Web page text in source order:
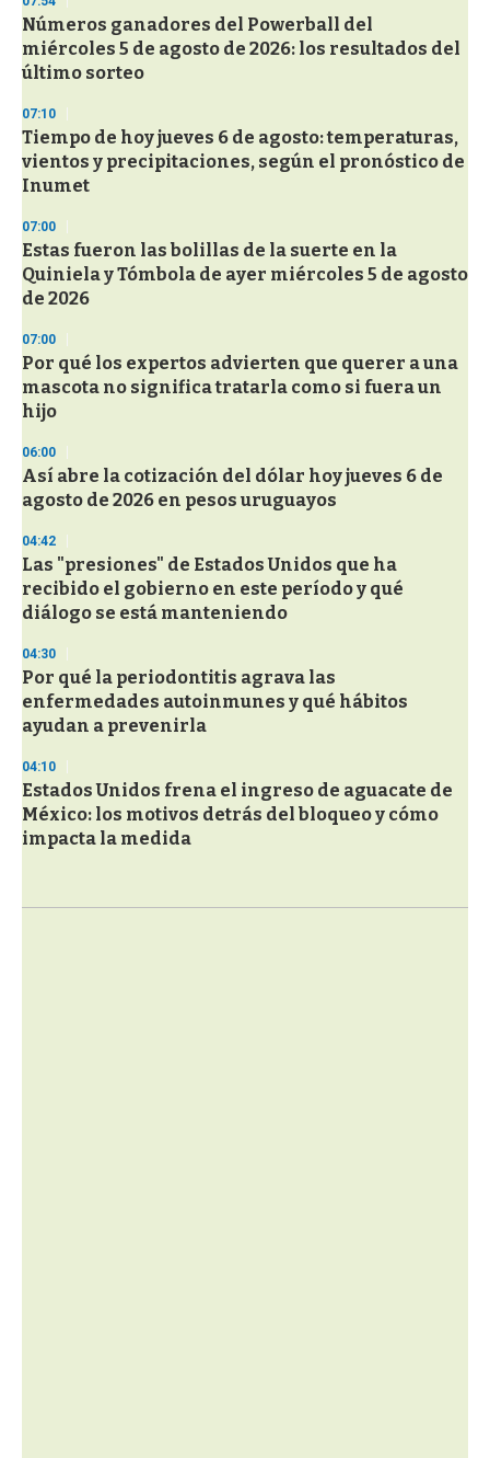
d
s
o
f
3
s
e
c
o
n
Números ganadores del Powerball del
miércoles 5 de agosto de 2026: los resultados del
último sorteo
07:10
Tiempo de hoy jueves 6 de agosto: temperaturas,
vientos y precipitaciones, según el pronóstico de
Inumet
07:00
Estas fueron las bolillas de la suerte en la
Quiniela y Tómbola de ayer miércoles 5 de agosto
de 2026
07:00
Por qué los expertos advierten que querer a una
mascota no significa tratarla como si fuera un
hijo
06:00
Así abre la cotización del dólar hoy jueves 6 de
agosto de 2026 en pesos uruguayos
04:42
Las "presiones" de Estados Unidos que ha
recibido el gobierno en este período y qué
diálogo se está manteniendo
04:30
Por qué la periodontitis agrava las
enfermedades autoinmunes y qué hábitos
ayudan a prevenirla
04:10
Estados Unidos frena el ingreso de aguacate de
México: los motivos detrás del bloqueo y cómo
impacta la medida